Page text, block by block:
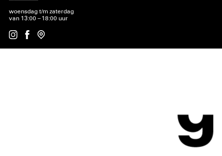
woensdag t/m zaterdag
van 13:00 – 18:00 uur